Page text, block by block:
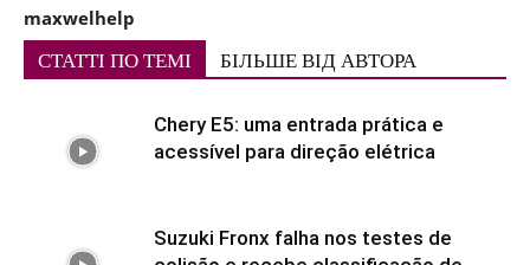
maxwelhelp
СТАТТІ ПО ТЕМІ БІЛЬШЕ ВІД АВТОРА
Chery E5: uma entrada prática e
acessível para direção elétrica
Suzuki Fronx falha nos testes de